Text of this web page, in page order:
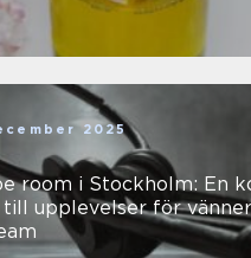
2025
room i Stockholm: En
till upplevelser för